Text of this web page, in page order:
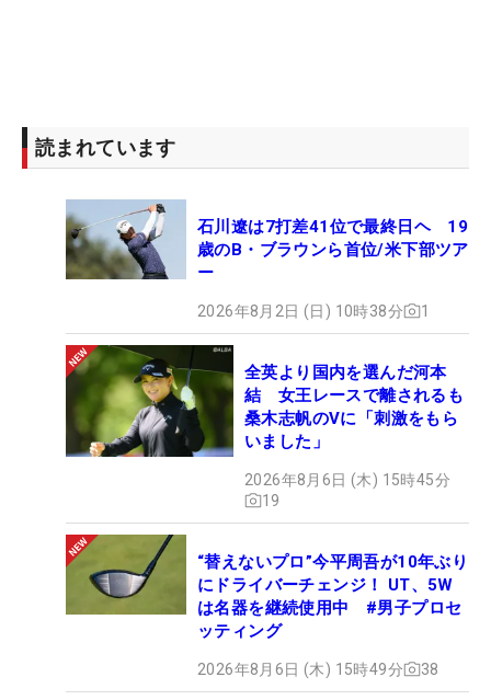
読まれています
石川遼は7打差41位で最終日ヘ 19
歳のB・ブラウンら首位/米下部ツア
ー
2026年8月2日 (日) 10時38分 1
全英より国内を選んだ河本
結 女王レースで離されるも
桑木志帆のVに「刺激をもら
いました」
2026年8月6日 (木) 15時45分
19
“替えないプロ”今平周吾が10年ぶり
にドライバーチェンジ！ UT、5W
は名器を継続使用中 #男子プロセ
ッティング
2026年8月6日 (木) 15時49分 38